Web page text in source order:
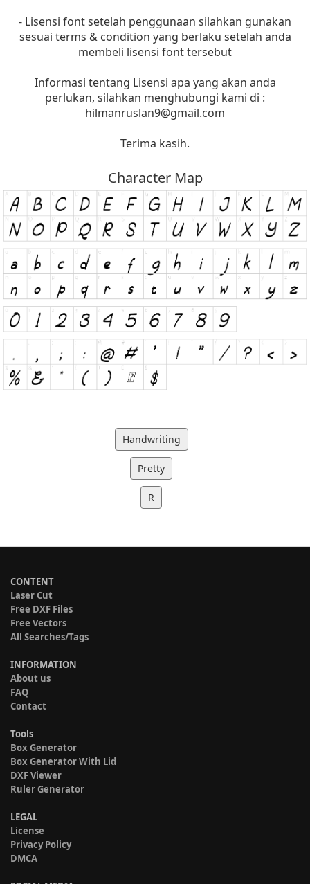
- Lisensi font setelah penggunaan silahkan gunakan
sesuai terms & condition yang berlaku setelah anda
membeli lisensi font tersebut
Informasi tentang Lisensi apa yang akan anda
perlukan, silahkan menghubungi kami di :
hilmanruslan9@gmail.com
Terima kasih.
Character Map
Handwriting
Pretty
R
CONTENT
Laser Cut
Free DXF Files
Free Vectors
All Searches/Tags
INFORMATION
About us
FAQ
Contact
Tools
Box Generator
Box Generator With Lid
DXF Viewer
Ruler Generator
LEGAL
License
Privacy Policy
DMCA